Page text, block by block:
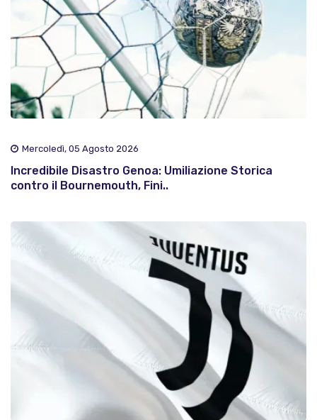
Mercoledì, 05 Agosto 2026
Incredibile Disastro Genoa: Umiliazione Storica
contro il Bournemouth, Fini..